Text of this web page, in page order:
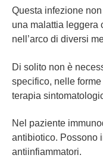
Questa infezione
una malattia leggera
nell’arco di diversi
Di solito non è
specifico, nelle
terapia
Nel paziente
antibiotico. Possono
antiinfiammatori.